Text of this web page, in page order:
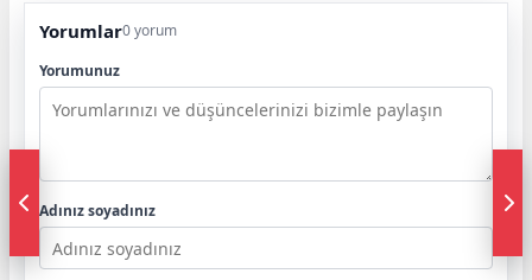
Yorumlar0 yorum
Yorumunuz
Adınız soyadınız